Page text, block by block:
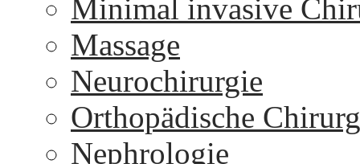
Minimal invasive
Massage
Neurochirurgie
Orthopädische
Nephrologie